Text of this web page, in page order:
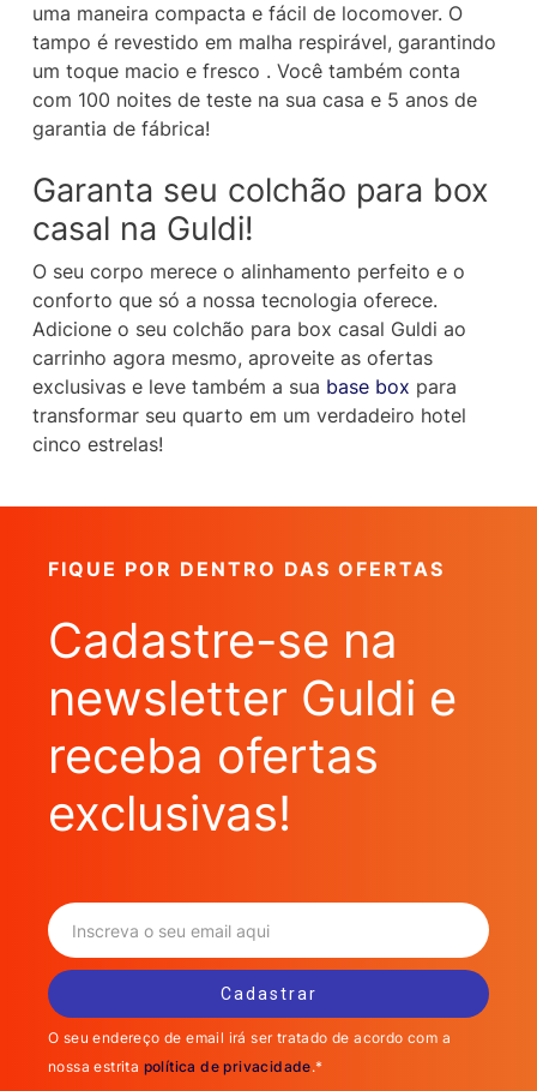
uma maneira compacta e fácil de locomover. O
tampo é revestido em malha respirável, garantindo
um toque macio e fresco . Você também conta
com 100 noites de teste na sua casa e 5 anos de
garantia de fábrica!
Garanta seu colchão para box
casal na Guldi!
O seu corpo merece o alinhamento perfeito e o
conforto que só a nossa tecnologia oferece.
Adicione o seu colchão para box casal Guldi ao
carrinho agora mesmo, aproveite as ofertas
exclusivas e leve também a sua base box para
transformar seu quarto em um verdadeiro hotel
cinco estrelas!
FIQUE POR DENTRO DAS OFERTAS
Cadastre-se na
newsletter Guldi e
receba ofertas
exclusivas!
O seu endereço de email irá ser tratado de acordo com a
nossa estrita política de privacidade.*